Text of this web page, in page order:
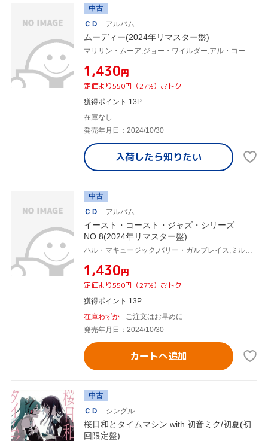
中古
ＣＤ
アルバム
ムーディー(2024年リマスター盤)
¥1,430円
定価より550円（27%）おトク
獲得ポイント 13P
在庫なし
発売年月日：2024/10/30
入荷したら知りたい
中古
ＣＤ
アルバム
イースト・コースト・ジャズ・シリーズ
NO.8(2024年リマスター盤)
ハル・マキュージック,バリー・ガルブレイス,ミルト・ヒントン,オシー・ジョンソン
¥1,430円
定価より550円（27%）おトク
獲得ポイント 13P
在庫わずか
ご注文はお早めに
発売年月日：2024/10/30
カートへ追加
中古
ＣＤ
シングル
桜日和とタイムマシン with 初音ミク/初夏(初
回限定盤)